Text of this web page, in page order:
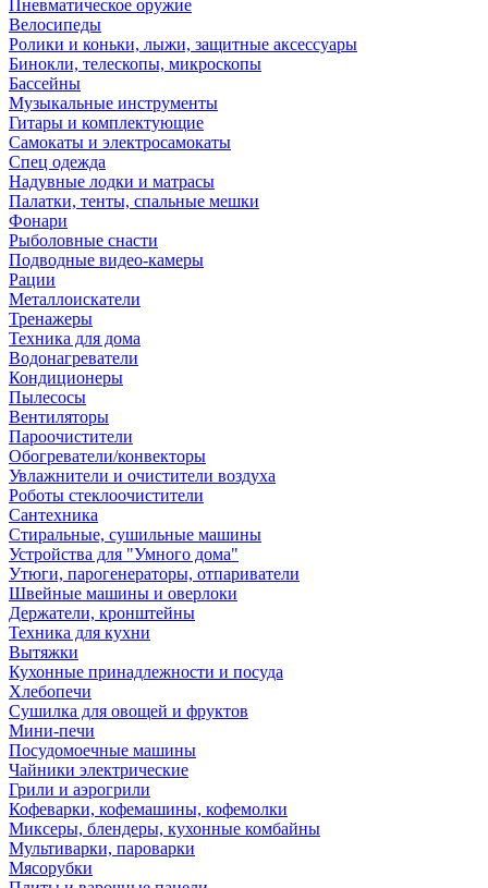
Пневматическое оружие
Велосипеды
Ролики и коньки, лыжи, защитные аксессуары
Бинокли, телескопы, микроскопы
Бассейны
Музыкальные инструменты
Гитары и комплектующие
Самокаты и электросамокаты
Спец одежда
Надувные лодки и матрасы
Палатки, тенты, спальные мешки
Фонари
Рыболовные снасти
Подводные видео-камеры
Рации
Металлоискатели
Тренажеры
Техника для дома
Водонагреватели
Кондиционеры
Пылесосы
Вентиляторы
Пароочистители
Обогреватели/конвекторы
Увлажнители и очистители воздуха
Роботы стеклоочистители
Сантехника
Стиральные, сушильные машины
Устройства для "Умного дома"
Утюги, парогенераторы, отпариватели
Швейные машины и оверлоки
Держатели, кронштейны
Техника для кухни
Вытяжки
Кухонные принадлежности и посуда
Хлебопечи
Сушилка для овощей и фруктов
Мини-печи
Посудомоечные машины
Чайники электрические
Грили и аэрогрили
Кофеварки, кофемашины, кофемолки
Миксеры, блендеры, кухонные комбайны
Мультиварки, пароварки
Мясорубки